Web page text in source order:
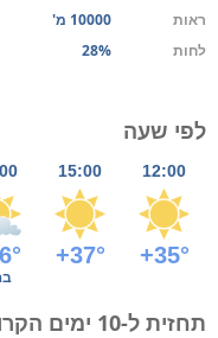
ראות
10000 מ'
לחות
28%
לפי שעה
12:00
15:00
+35°
+37°
תחזית ל-10 ימים הקרובים